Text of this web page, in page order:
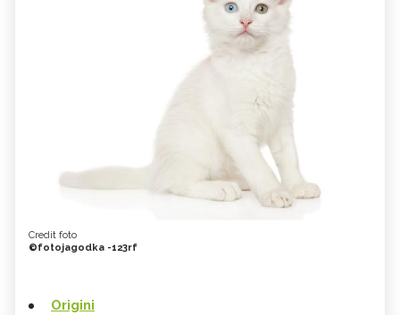
Credit foto
©fotojagodka -123rf
Origini